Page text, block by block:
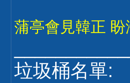
蒲亭會見韓正
垃圾桶名單: